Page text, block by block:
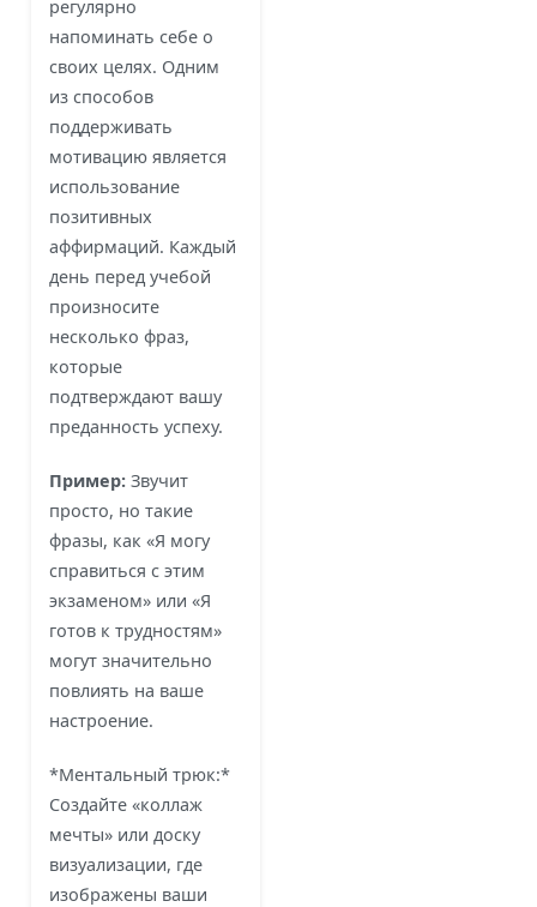
регулярно
напоминать себе о
своих целях. Одним
из способов
поддерживать
мотивацию является
использование
позитивных
аффирмаций. Каждый
день перед учебой
произносите
несколько фраз,
которые
подтверждают вашу
преданность успеху.
Пример:Звучит
просто, но такие
фразы, как «Я могу
справиться с этим
экзаменом» или «Я
готов к трудностям»
могут значительно
повлиять на ваше
настроение.
*Ментальный трюк:*
Создайте «коллаж
мечты» или доску
визуализации, где
изображены ваши